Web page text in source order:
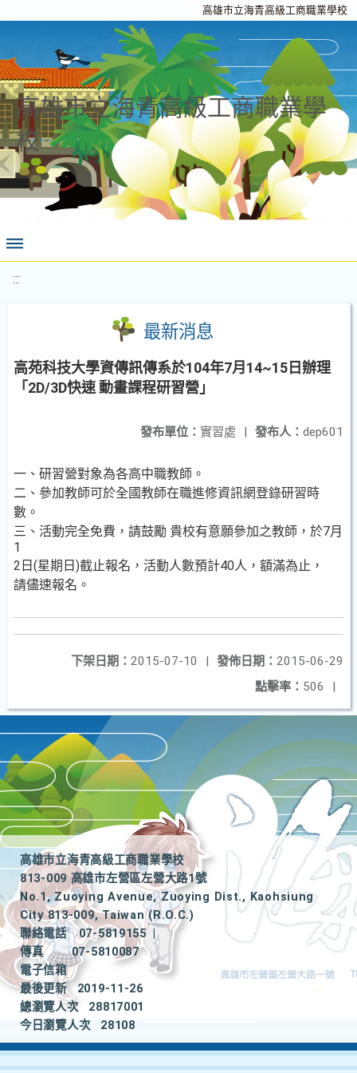
高雄市立海青高級工商職業學校
高雄市立海青高級工商職業學
校
:::
最新消息
高苑科技大學資傳訊傳系於104年7月14~15日辦理
「2D/3D快速 動畫課程研習營」
發布人： dep601
發布單位： 實習處 |
一、研習營對象為各高中職教師。
二、參加教師可於全國教師在職進修資訊網登錄研習時
數。
三、活動完全免費，請鼓勵 貴校有意願參加之教師，於7月
1
2日(星期日)截止報名，活動人數預計40人，額滿為止，
請儘速報名。
發佈日期： 2015-06-29
下架日期： 2015-07-10
|
點擊率： 506 |
高雄市立海青高級工商職業學校
813-009 高雄市左營區左營大路1號
No.1, Zuoying Avenue, Zuoying Dist., Kaohsiung
City 813-009, Taiwan (R.O.C.)
聯絡電話
07-5819155
|
傳真
07-5810087
電子信箱
最後更新
2019-11-26
總瀏覽人次
28817001
今日瀏覽人次
28108